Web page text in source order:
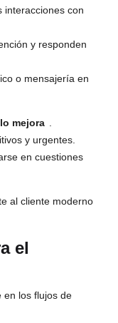
interacciones con
y responden
o mensajería en
lo mejora
y urgentes.
en cuestiones
al cliente moderno
el
en los flujos de